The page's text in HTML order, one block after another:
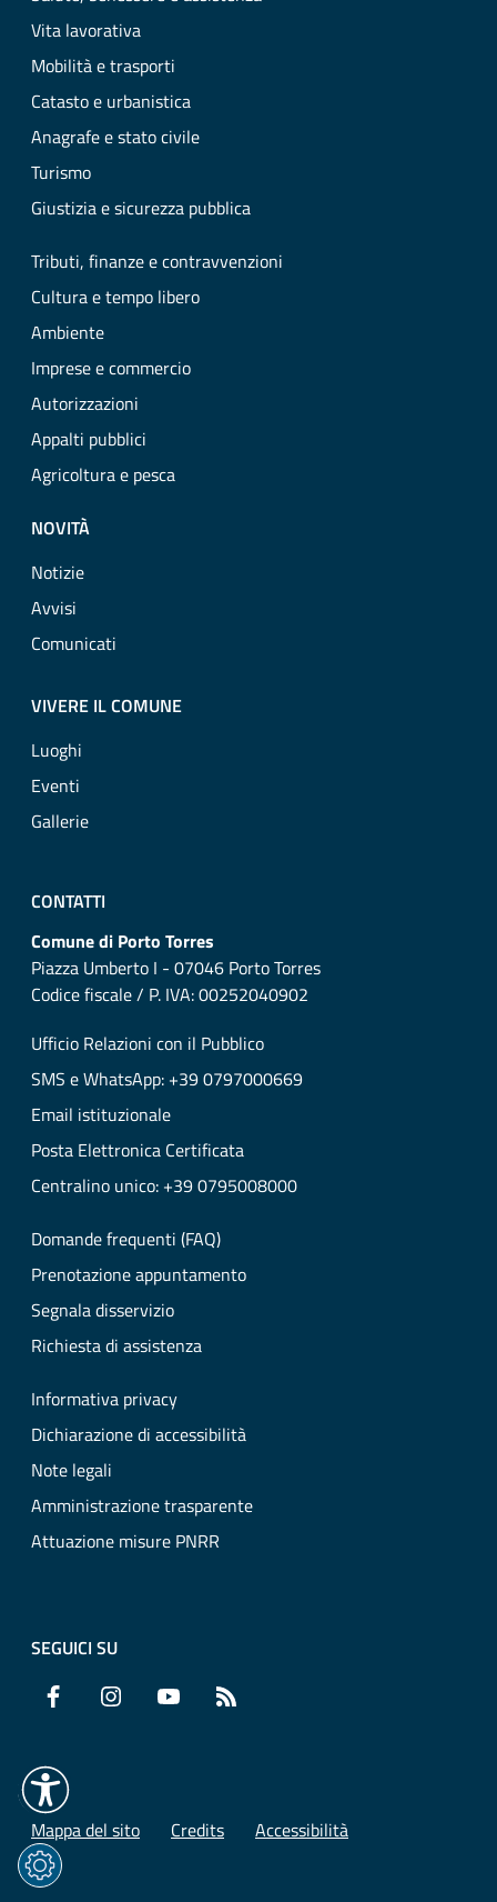
Vita lavorativa
Mobilità e trasporti
Catasto e urbanistica
Anagrafe e stato civile
Turismo
Giustizia e sicurezza pubblica
Tributi, finanze e contravvenzioni
Cultura e tempo libero
Ambiente
Imprese e commercio
Autorizzazioni
Appalti pubblici
Agricoltura e pesca
NOVITÀ
Notizie
Avvisi
Comunicati
VIVERE IL COMUNE
Luoghi
Eventi
Gallerie
CONTATTI
Comune di Porto Torres
Piazza Umberto I - 07046 Porto Torres
Codice fiscale / P. IVA: 00252040902
Ufficio Relazioni con il Pubblico
SMS e WhatsApp: +39 0797000669
Email istituzionale
Posta Elettronica Certificata
Centralino unico: +39 0795008000
Domande frequenti (FAQ)
Prenotazione appuntamento
Segnala disservizio
Richiesta di assistenza
Informativa privacy
Dichiarazione di accessibilità
Note legali
Amministrazione trasparente
Attuazione misure PNRR
SEGUICI SU
Facebook Instagram YouTube
Mappa del sito Credits Accessibilità